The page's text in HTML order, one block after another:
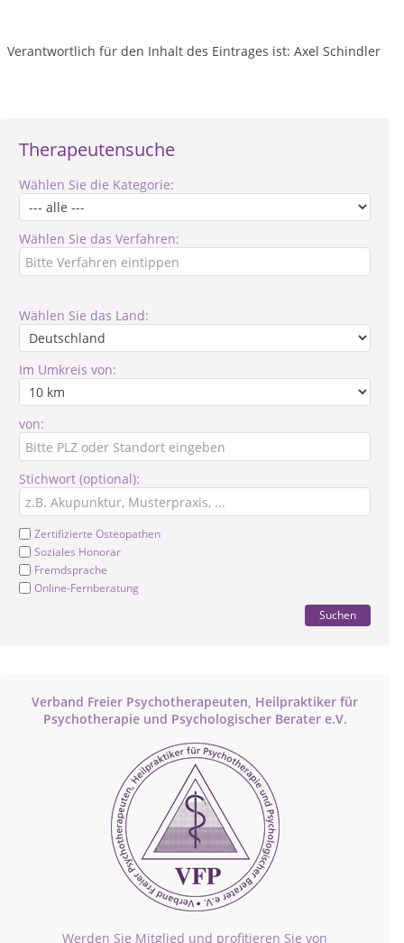
Therapeutensuche
Wählen Sie die Kategorie:
Wählen Sie das Verfahren:
Wählen Sie das Land:
Im Umkreis von:
von:
Stichwort (optional):
Zertifizierte Osteopathen
Soziales Honorar
Fremdsprache
Online-Fernberatung
Suchen
Verband Freier Psychotherapeuten, Heilpraktiker für
Psychotherapie und Psychologischer Berater e.V.
Werden Sie Mitglied und profitieren Sie von
Verantwortlich für den Inhalt des Eintrages ist: Axel Schindler